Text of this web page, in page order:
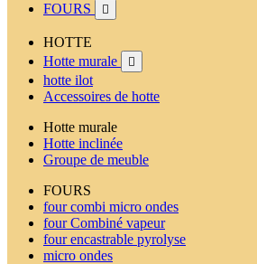
FOURS

HOTTE
Hotte murale

hotte ilot
Accessoires de hotte
Hotte murale
Hotte inclinée
Groupe de meuble
FOURS
four combi micro ondes
four Combiné vapeur
four encastrable pyrolyse
micro ondes